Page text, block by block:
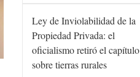
Ley de Inviolabilidad de la
Propiedad Privada: el
oficialismo retiró el capítulo
sobre tierras rurales